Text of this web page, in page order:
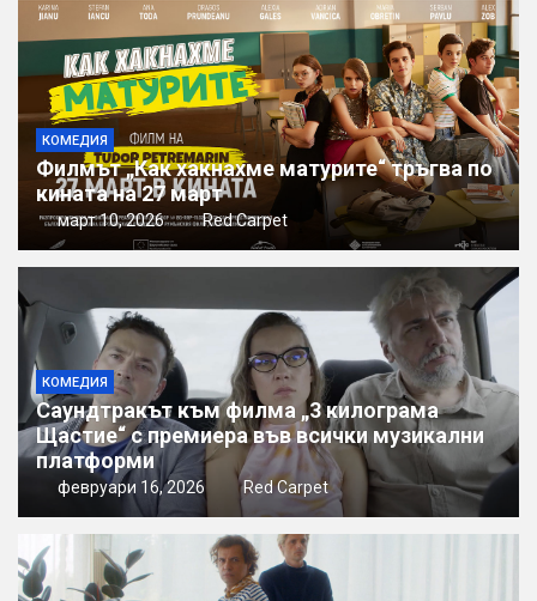
КОМЕДИЯ
Филмът „Как хакнахме матурите“ тръгва по
кината на 27 март
март 10, 2026 Red Carpet
КОМЕДИЯ
Саундтракът към филма „3 килограма
Щастие“ с премиера във всички музикални
платформи
февруари 16, 2026 Red Carpet